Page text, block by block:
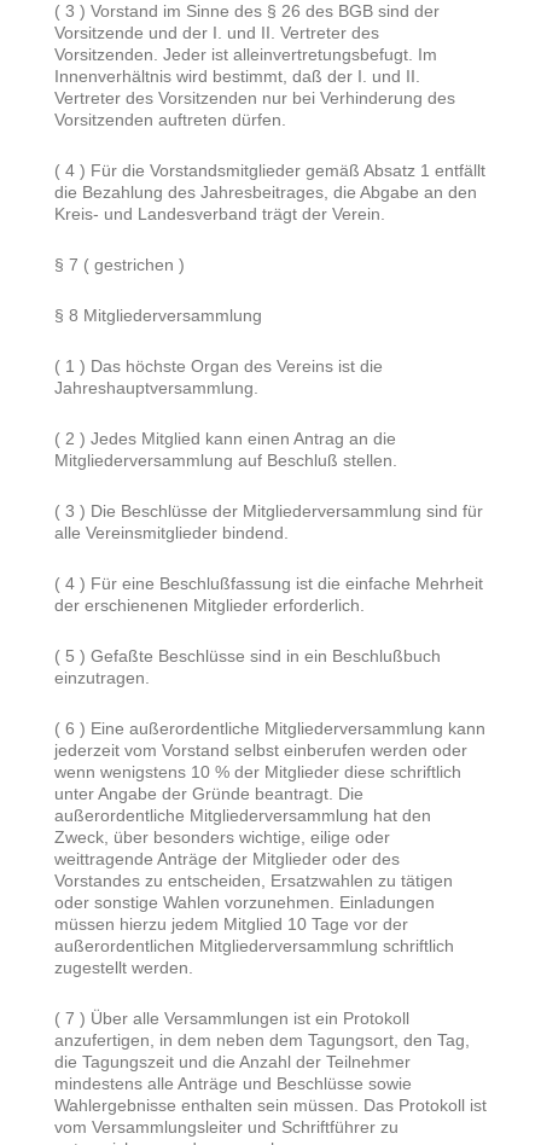
( 3 ) Vorstand im Sinne des § 26 des BGB sind der
Vorsitzende und der I. und II. Vertreter des
Vorsitzenden. Jeder ist alleinvertretungsbefugt. Im
Innenverhältnis wird bestimmt, daß der I. und II.
Vertreter des Vorsitzenden nur bei Verhinderung des
Vorsitzenden auftreten dürfen.
( 4 ) Für die Vorstandsmitglieder gemäß Absatz 1 entfällt
die Bezahlung des Jahresbeitrages, die Abgabe an den
Kreis- und Landesverband trägt der Verein.
§ 7 ( gestrichen )
§ 8 Mitgliederversammlung
( 1 ) Das höchste Organ des Vereins ist die
Jahreshauptversammlung.
( 2 ) Jedes Mitglied kann einen Antrag an die
Mitgliederversammlung auf Beschluß stellen.
( 3 ) Die Beschlüsse der Mitgliederversammlung sind für
alle Vereinsmitglieder bindend.
( 4 ) Für eine Beschlußfassung ist die einfache Mehrheit
der erschienenen Mitglieder erforderlich.
( 5 ) Gefaßte Beschlüsse sind in ein Beschlußbuch
einzutragen.
( 6 ) Eine außerordentliche Mitgliederversammlung kann
jederzeit vom Vorstand selbst einberufen werden oder
wenn wenigstens 10 % der Mitglieder diese schriftlich
unter Angabe der Gründe beantragt. Die
außerordentliche Mitgliederversammlung hat den
Zweck, über besonders wichtige, eilige oder
weittragende Anträge der Mitglieder oder des
Vorstandes zu entscheiden, Ersatzwahlen zu tätigen
oder sonstige Wahlen vorzunehmen. Einladungen
müssen hierzu jedem Mitglied 10 Tage vor der
außerordentlichen Mitgliederversammlung schriftlich
zugestellt werden.
( 7 ) Über alle Versammlungen ist ein Protokoll
anzufertigen, in dem neben dem Tagungsort, den Tag,
die Tagungszeit und die Anzahl der Teilnehmer
mindestens alle Anträge und Beschlüsse sowie
Wahlergebnisse enthalten sein müssen. Das Protokoll ist
vom Versammlungsleiter und Schriftführer zu